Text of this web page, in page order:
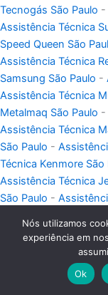
Tecnogás São Paulo -
Assistência Técnica
Speed Queen São
Assistência Técnica
Samsung São Paulo -
Assistência Técnica
Metalmaq São Paulo -
Assistência Técnica
São Paulo -
Técnica Kenmore São
Assistência Técnica
São Paulo -
Gaggenau São Paulo
-
Assistência Técnica
Frigidaire São Paulo -
Assistência Técnica
Nós utilizamos
experiência em
Ok